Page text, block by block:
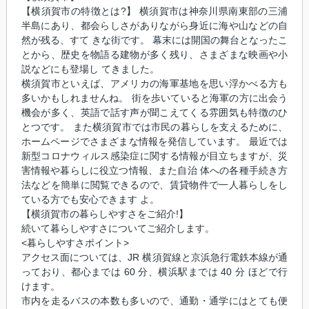
【横須賀市の特徴とは?】 横須賀市は神奈川県南東部の三浦
半島にあり、都会らしさがありながら身近に海や山などの自
然が残る、すて きな街です。 幕末には開国の舞台となったこ
とから、歴史を物語る建物が多く残り、さまざまな映画や小
説などにも登場し てきました。
横須賀市といえば、アメリカの海軍基地を思い浮かべる方も
多いかもしれませんね。 街を歩いていると海軍の方に出会う
機会が多く、英語で話す声が聞こえてくる雰囲気も特徴のひ
とつです。 また横須賀市では市民の暮らしを支えるために、
ホームページでさまざまな情報を発信しています。 最近では
新型コロナウィルス感染症に関する情報が目立ちますが、災
害情報や暮らしに役立つ情報、また自治 体への各種手続き方
法などを簡単に閲覧できるので、賃貸物件で一人暮らしをし
ている方でも安心できます よ。
【横須賀市の暮らしやすさをご紹介!】
続いて暮らしやすさについてご紹介します。
<暮らしやすさポイント>
アクセス面については、JR 横須賀線と京浜急行電鉄本線が通
っており、都心までは 60 分、横浜駅までは 40 分 ほどで行
けます。
市内を走るバスの本数も多いので、通勤・通学にはとても便